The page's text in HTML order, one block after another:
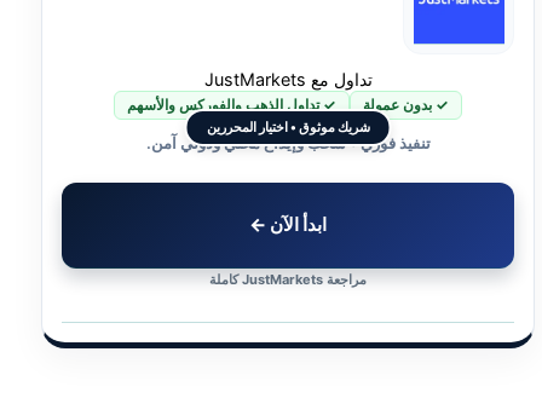
أخطاء استخدام مؤشر RSI
شريك موثوق • اختيار المحررين
تداول مع JustMarkets
✓ بدون عمولة ✓ تداول الذهب والفوركس والأسهم
تنفيذ فوري • سحب وإيداع محلي ودولي آمن.
ابدأ الآن ←
مراجعة JustMarkets كاملة